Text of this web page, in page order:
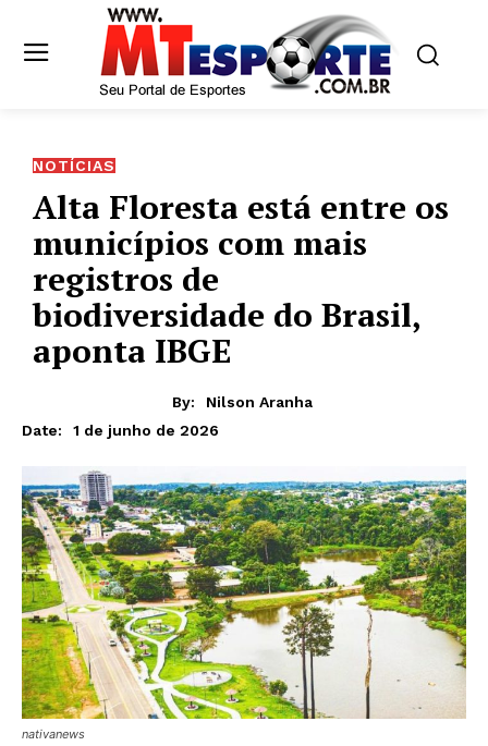
NOTÍCIAS
Alta Floresta está entre os
municípios com mais
registros de
biodiversidade do Brasil,
aponta IBGE
By:
Nilson Aranha
Date:
1 de junho de 2026
nativanews